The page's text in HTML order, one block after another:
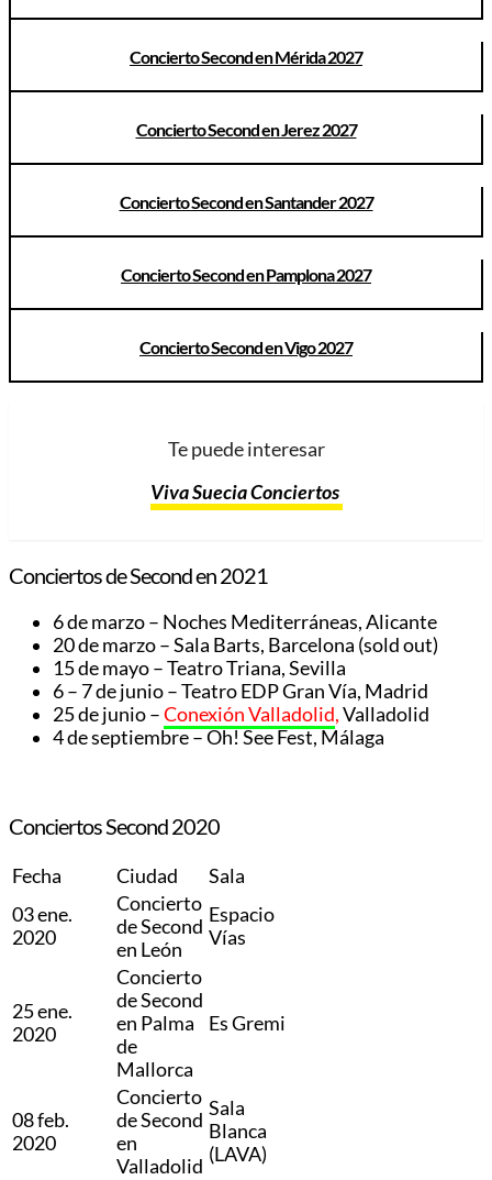
Concierto Second en Mérida 2027
Concierto Second en Jerez 2027
Concierto Second en Santander 2027
Concierto Second en Pamplona 2027
Concierto Second en Vigo 2027
Te puede interesar
Viva Suecia Conciertos
Conciertos de Second en 2021
6 de marzo – Noches Mediterráneas, Alicante
20 de marzo – Sala Barts, Barcelona (sold out)
15 de mayo – Teatro Triana, Sevilla
6 – 7 de junio – Teatro EDP Gran Vía, Madrid
25 de junio –Conexión Valladolid,Valladolid
4 de septiembre – Oh! See Fest, Málaga
Conciertos Second 2020
Fecha Ciudad
Sala
03 ene.
2020
Concierto
de Second
en León
Espacio
Vías
25 ene.
2020
Concierto
de Second
en Palma
de
Mallorca
Es Gremi
08 feb.
2020
Concierto
de Second
en
Valladolid
Sala
Blanca
(LAVA)